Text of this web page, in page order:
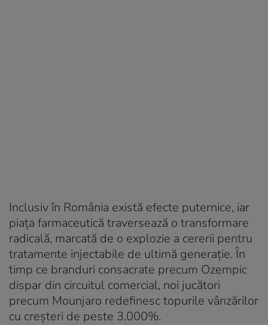
Inclusiv în România există efecte puternice, iar
piața farmaceutică traversează o transformare
radicală, marcată de o explozie a cererii pentru
tratamente injectabile de ultimă generație. În
timp ce branduri consacrate precum Ozempic
dispar din circuitul comercial, noi jucători
precum Mounjaro redefinesc topurile vânzărilor
cu creșteri de peste 3.000%.